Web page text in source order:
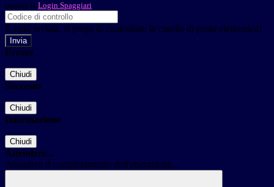
tramite la Login Spaggiari
E-mail inviata, si prega di controllare la casella di posta elettronica!
Errore
Chiudi
Successo
Chiudi
Informazione
Chiudi
Attendere...
Attendere il completamento dell'operazione...